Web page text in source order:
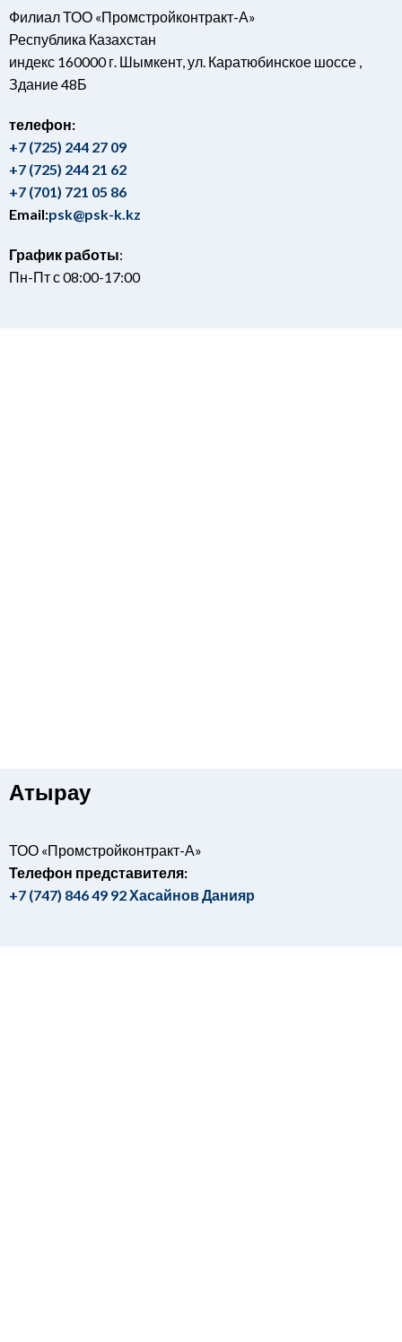
Филиал ТОО «Промстройконтракт-А»
Республика Казахстан
индекс 160000 г. Шымкент, ул. Каратюбинское шоссе ,
Здание 48Б
телефон:
+7 (725) 244 27 09
+7 (725) 244 21 62
+7 (701) 721 05 86
Email:psk@psk-k.kz
График работы:
Пн-Пт с 08:00-17:00
Атырау
ТОО «Промстройконтракт-А»
Телефон представителя:
+7 (747) 846 49 92 Хасайнов Данияр